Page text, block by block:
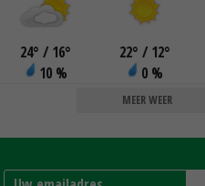
24° / 16°
10 %
22° / 12°
0 %
MEER WEER